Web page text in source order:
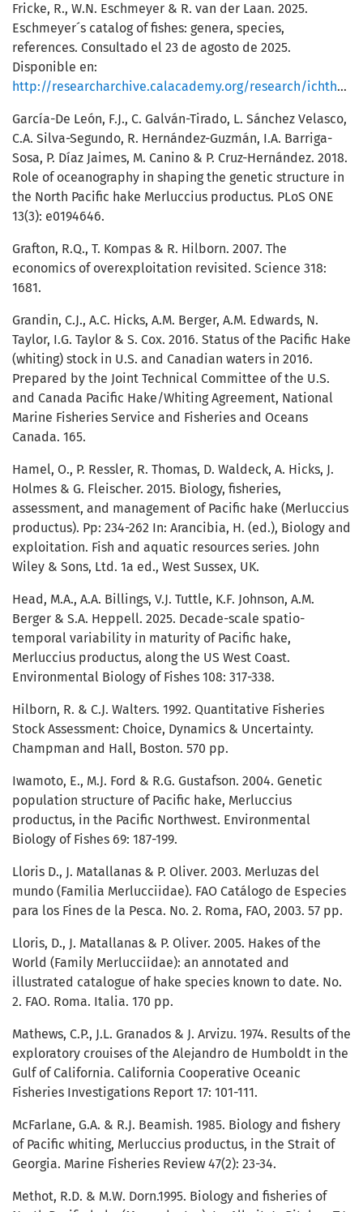
Fricke, R., W.N. Eschmeyer & R. van der Laan. 2025.
Eschmeyer´s catalog of fishes: genera, species,
references. Consultado el 23 de agosto de 2025.
Disponible en:
http://researcharchive.calacademy.org/research/ichthyology/catalog/fishcatmain.asp
García-De León, F.J., C. Galván-Tirado, L. Sánchez Velasco,
C.A. Silva-Segundo, R. Hernández-Guzmán, I.A. Barriga-
Sosa, P. Díaz Jaimes, M. Canino & P. Cruz-Hernández. 2018.
Role of oceanography in shaping the genetic structure in
the North Pacific hake Merluccius productus. PLoS ONE
13(3): e0194646.
Grafton, R.Q., T. Kompas & R. Hilborn. 2007. The
economics of overexploitation revisited. Science 318:
1681.
Grandin, C.J., A.C. Hicks, A.M. Berger, A.M. Edwards, N.
Taylor, I.G. Taylor & S. Cox. 2016. Status of the Pacific Hake
(whiting) stock in U.S. and Canadian waters in 2016.
Prepared by the Joint Technical Committee of the U.S.
and Canada Pacific Hake/Whiting Agreement, National
Marine Fisheries Service and Fisheries and Oceans
Canada. 165.
Hamel, O., P. Ressler, R. Thomas, D. Waldeck, A. Hicks, J.
Holmes & G. Fleischer. 2015. Biology, fisheries,
assessment, and management of Pacific hake (Merluccius
productus). Pp: 234-262 In: Arancibia, H. (ed.), Biology and
exploitation. Fish and aquatic resources series. John
Wiley & Sons, Ltd. 1a ed., West Sussex, UK.
Head, M.A., A.A. Billings, V.J. Tuttle, K.F. Johnson, A.M.
Berger & S.A. Heppell. 2025. Decade-scale spatio-
temporal variability in maturity of Pacific hake,
Merluccius productus, along the US West Coast.
Environmental Biology of Fishes 108: 317-338.
Hilborn, R. & C.J. Walters. 1992. Quantitative Fisheries
Stock Assessment: Choice, Dynamics & Uncertainty.
Champman and Hall, Boston. 570 pp.
Iwamoto, E., M.J. Ford & R.G. Gustafson. 2004. Genetic
population structure of Pacific hake, Merluccius
productus, in the Pacific Northwest. Environmental
Biology of Fishes 69: 187-199.
Lloris D., J. Matallanas & P. Oliver. 2003. Merluzas del
mundo (Familia Merlucciidae). FAO Catálogo de Especies
para los Fines de la Pesca. No. 2. Roma, FAO, 2003. 57 pp.
Lloris, D., J. Matallanas & P. Oliver. 2005. Hakes of the
World (Family Merlucciidae): an annotated and
illustrated catalogue of hake species known to date. No.
2. FAO. Roma. Italia. 170 pp.
Mathews, C.P., J.L. Granados & J. Arvizu. 1974. Results of the
exploratory crouises of the Alejandro de Humboldt in the
Gulf of California. California Cooperative Oceanic
Fisheries Investigations Report 17: 101-111.
McFarlane, G.A. & R.J. Beamish. 1985. Biology and fishery
of Pacific whiting, Merluccius productus, in the Strait of
Georgia. Marine Fisheries Review 47(2): 23-34.
Methot, R.D. & M.W. Dorn.1995. Biology and fisheries of